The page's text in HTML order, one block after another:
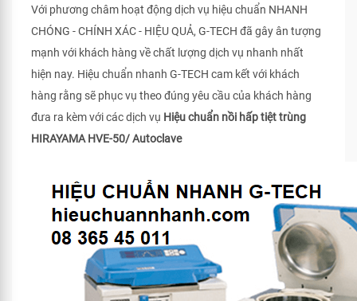
Với phương châm hoạt động dịch vụ hiệu chuẩn NHANH
CHÓNG - CHÍNH XÁC - HIỆU QUẢ, G-TECH đã gây ân tượng
mạnh với khách hàng về chất lượng dịch vụ nhanh nhất
hiện nay. Hiệu chuẩn nhanh G-TECH cam kết với khách
hàng rằng sẽ phục vụ theo đúng yêu cầu của khách hàng
đưa ra kèm với các dịch vụ Hiệu chuẩn nồi hấp tiệt trùng
HIRAYAMA HVE-50/ Autoclave